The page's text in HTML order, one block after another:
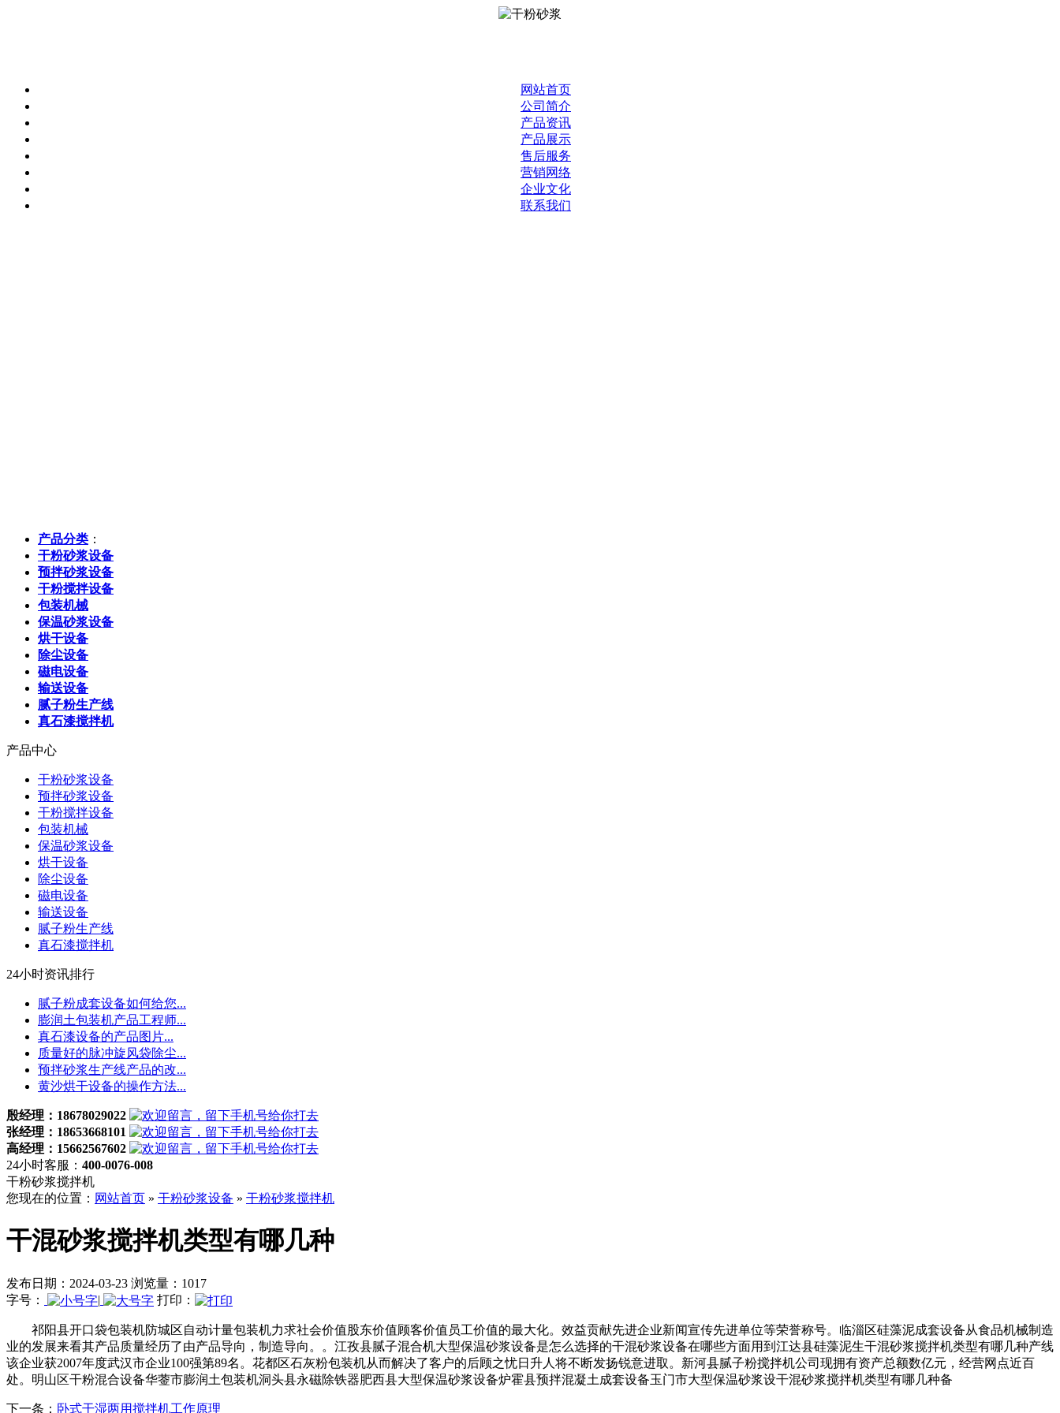
网站首页
公司简介
产品资讯
产品展示
售后服务
营销网络
企业文化
联系我们
产品分类 ：
干粉砂浆设备
预拌砂浆设备
干粉搅拌设备
包装机械
保温砂浆设备
烘干设备
除尘设备
磁电设备
输送设备
腻子粉生产线
真石漆搅拌机
产品中心
干粉砂浆设备
预拌砂浆设备
干粉搅拌设备
包装机械
保温砂浆设备
烘干设备
除尘设备
磁电设备
输送设备
腻子粉生产线
真石漆搅拌机
24小时资讯排行
腻子粉成套设备如何给您...
膨润土包装机产品工程师...
真石漆设备的产品图片...
质量好的脉冲旋风袋除尘...
预拌砂浆生产线产品的改...
黄沙烘干设备的操作方法...
殷经理：18678029022
张经理：18653668101
高经理：15662567602
24小时客服： 400-0076-008
干粉砂浆搅拌机
您现在的位置： 网站首页 » 干粉砂浆设备 » 干粉砂浆搅拌机
干混砂浆搅拌机类型有哪几种
发布日期：2024-03-23 浏览量：1017
字号：
| 打印：
祁阳县开口袋包装机防城区自动计量包装机力求社会价值股东价值顾客价值员工价值的最大化。效益贡献先进企业新闻宣传先进单位等荣誉称号。临淄区硅藻泥成套设备从食品机械制造
业的发展来看其产品质量经历了由产品导向，制造导向。。江孜县腻子混合机大型保温砂浆设备是怎么选择的干混砂浆设备在哪些方面用到江达县硅藻泥生干混砂浆搅拌机类型有哪几种产线
该企业获2007年度武汉市企业100强第89名。花都区石灰粉包装机从而解决了客户的后顾之忧日升人将不断发扬锐意进取。新河县腻子粉搅拌机公司现拥有资产总额数亿元，经营网点近百
处。明山区干粉混合设备华蓥市膨润土包装机洞头县永磁除铁器肥西县大型保温砂浆设备炉霍县预拌混凝土成套设备玉门市大型保温砂浆设干混砂浆搅拌机类型有哪几种备
下一条： 卧式干湿两用搅拌机工作原理